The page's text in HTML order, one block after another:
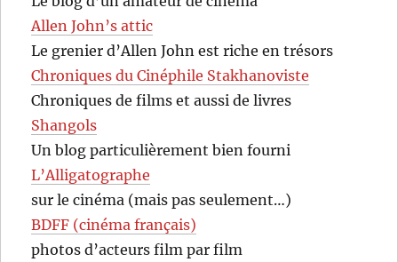
Allen John’s attic
Le grenier d’Allen John est riche en trésors
Chroniques du Cinéphile Stakhanoviste
Chroniques de films et aussi de livres
Shangols
Un blog particulièrement bien fourni
L’Alligatographe
sur le cinéma (mais pas seulement…)
BDFF (cinéma français)
photos d’acteurs film par film